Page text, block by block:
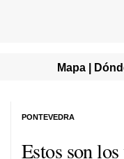
Mapa |
Estos son
PONTEVEDRA